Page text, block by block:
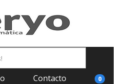
Contacto 0